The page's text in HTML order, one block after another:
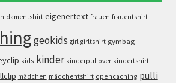
damentshirt eigenertext frauen frauentshirt
geokids girl girltshirt gymbag
kids kinder kinderpullover kindertshirt
mädchen mädchentshirt opencaching pulli